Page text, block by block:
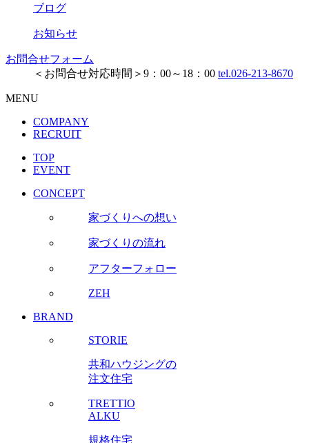
ブログ
お知らせ
お問合せフォーム
＜お問合せ対応時間＞9：00～18：00 tel.026-213-8670
MENU
COMPANY
RECRUIT
TOP
EVENT
CONCEPT
家づくりへの想い
家づくりの流れ
アフターフォロー
ZEH
BRAND
STORIE
共和ハウジングの
注文住宅
TRETTIO
ALKU
規格住宅